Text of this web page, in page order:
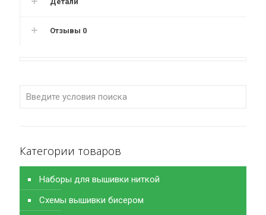
Отзывы 0
Категории товаров
Наборы для вышивки ниткой
Схемы вышивки бисером